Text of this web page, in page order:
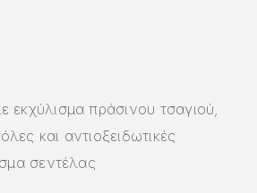
εκχύλισμα πράσινου τσαγιού,
και αντιοξειδωτικές
σεντέλας